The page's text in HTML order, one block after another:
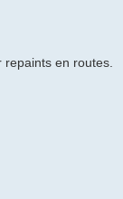
en routes.